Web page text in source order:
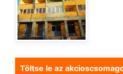
Töltse le az